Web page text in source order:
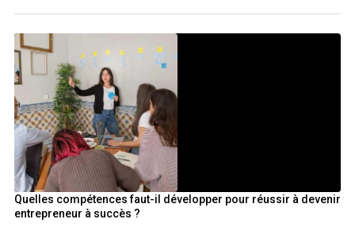
Quelles compétences faut-il développer pour réussir à devenir
entrepreneur à succès ?